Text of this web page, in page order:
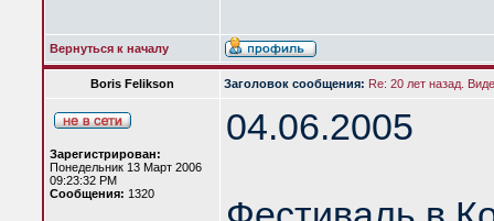
Вернуться к началу
Boris Felikson Заголовок сообщения: Re: 20 лет назад.
Зарегистрирован:
Понедельник 13 Март 2006
09:23:32 PM
Сообщения: 1320
04.06.2005